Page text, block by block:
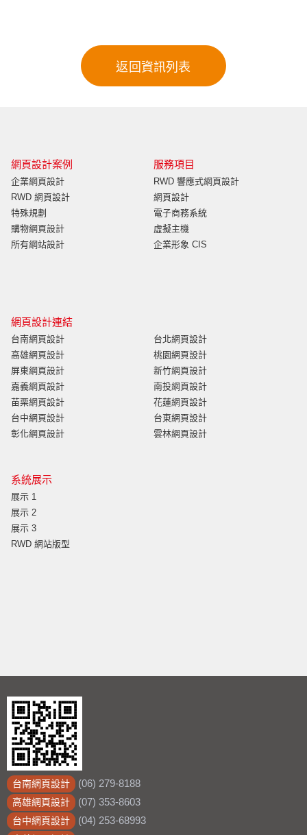
網頁設計案例
企業網頁設計
RWD 網頁設計
特殊規劃
購物網頁設計
所有網站設計
服務項目
RWD 響應式網頁設計
網頁設計
電子商務系統
虛擬主機
企業形象 CIS
網頁設計連結
台南網頁設計
高雄網頁設計
屏東網頁設計
嘉義網頁設計
苗栗網頁設計
台中網頁設計
彰化網頁設計
台北網頁設計
桃園網頁設計
新竹網頁設計
南投網頁設計
花蓮網頁設計
台東網頁設計
雲林網頁設計
系統展示
展示 1
展示 2
展示 3
RWD 網站版型
台南網頁設計 (06) 279-8188
高雄網頁設計 (07) 353-8603
台中網頁設計 (04) 253-68993